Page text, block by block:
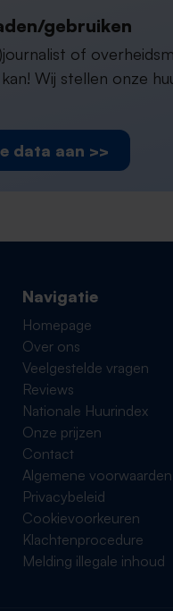
gebruiken
of
Wij stellen onze
data aan >>
Navigatie
Homepage
Over ons
Veelgestelde vragen
Reviews
Nationale Huurindex
Onze prijzen
Contact
Algemene voorwaarden
Privacybeleid
Cookievoorkeuren
Klachtenprocedure
Melding illegale inhoud